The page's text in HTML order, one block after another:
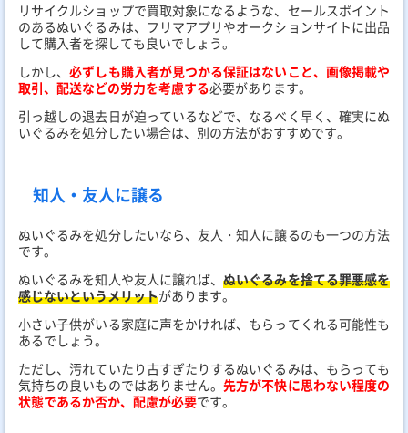
リサイクルショップで買取対象になるような、セールスポイント
のあるぬいぐるみは、フリマアプリやオークションサイトに出品
して購入者を探しても良いでしょう。
しかし、必ずしも購入者が見つかる保証はないこと、画像掲載や
取引、配送などの労力を考慮する必要があります。
引っ越しの退去日が迫っているなどで、なるべく早く、確実にぬ
いぐるみを処分したい場合は、別の方法がおすすめです。
知人・友人に譲る
ぬいぐるみを処分したいなら、友人・知人に譲るのも一つの方法
です。
ぬいぐるみを知人や友人に譲れば、ぬいぐるみを捨てる罪悪感を
感じないというメリットがあります。
小さい子供がいる家庭に声をかければ、もらってくれる可能性も
あるでしょう。
ただし、汚れていたり古すぎたりするぬいぐるみは、もらっても
気持ちの良いものではありません。先方が不快に思わない程度の
状態であるか否か、配慮が必要です。